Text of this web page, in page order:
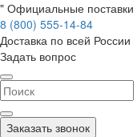
" Официальные поставки
8 (800) 555-14-84
Доставка по всей России
Задать вопрос
Заказать звонок